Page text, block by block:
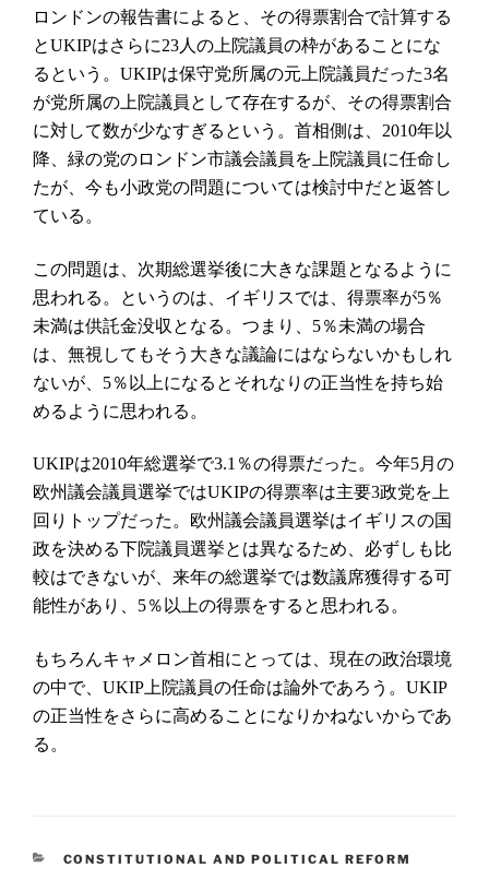
ロンドンの報告書によると、その得票割合で計算する
とUKIPはさらに23人の上院議員の枠があることにな
るという。 UKIPは保守党所属の元上院議員だった3名
が党所属の上院議員として存在するが、その得票割合
に対して数が少なすぎるという。首相側は、
2010年以
降、緑の党のロンドン市議会議員を上院議員に任命し
たが、今も小政党の問題については検討中だと返答し
ている。
この問題は、次期総選挙後に大きな課題となるように
思われる。というのは、イギリスでは、得票率が5％
未満は供託金没収となる。つまり、
5％未満の場合
は、無視してもそう大きな議論にはならないかもしれ
ないが、
5％以上になるとそれなりの正当性を持ち始
めるように思われる。
UKIPは2010年総選挙で3.1 ％の得票だった。今年5月の
欧州議会議員選挙ではUKIPの得票率は主要3政党を上
回りトップだった。欧州議会議員選挙はイギリスの国
政を決める下院議員選挙とは異なるため、必ずしも比
較はできないが、来年の総選挙では数議席獲得する可
能性があり、
5％以上の得票をすると思われる。
もちろんキャメロン首相にとっては、現在の政治環境
の中で、 UKIP 上院議員の任命は論外であろう。 UKIP
の正当性をさらに高めることになりかねないからであ
る。
CATEGORIES
CONSTITUTIONAL AND POLITICAL REFORM